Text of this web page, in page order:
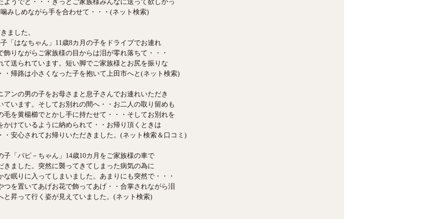
うでと・・・きっとご家族様みんなに送って欲しかっ
みしめながら手を合わせて・・・(ネット検索)
ました。
「はなちゃん」11歳8カ月の子をドライブでお連れ
りながらご家族様の目からは泪が零れ落ちて・・・
て送られています。短い脚でご家族様とお尻を振りな
・帰路は小さくなった子を抱いて上田市へと(ネット検索)
ンの男の子をお母さまと息子さんでお連れいただき
います。そしてお別れの間へ・・お二人の取り留めも
毛を黄楊櫛でとかし手に持たせて・・・そしてお別れを
かけているように納められて・・お帰り頂くときは
・安心されてお帰りいただきました。(ネット検索＆口コミ)
「パピ－ちゃん」14歳10カ月をご家族様の車で
ました。突然に襲ってきてしまった病気の為に
眠りに入ってしまいました。あまりにも突然で・・・
を置いてあげお花で飾ってあげ・・合掌されながら泪
と昇って行く姿が見えていました。(ネット検索)